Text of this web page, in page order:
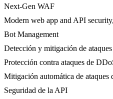
Next-Gen WAF
Modern web app and API
Bot Management
Detección y mitigación de
Protección contra ataques de
Mitigación automática de
Seguridad de la API